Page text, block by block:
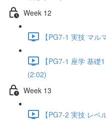
Week 12
【PG7-1 実技 マ
【PG7-1 座学 基
(2:02)
Week 13
【PG7-2 実技 レベ